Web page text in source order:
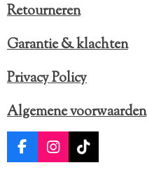
Retourneren
Garantie & klachten
Privacy Policy
Algemene voorwaarden
F
a
I
n
T
i